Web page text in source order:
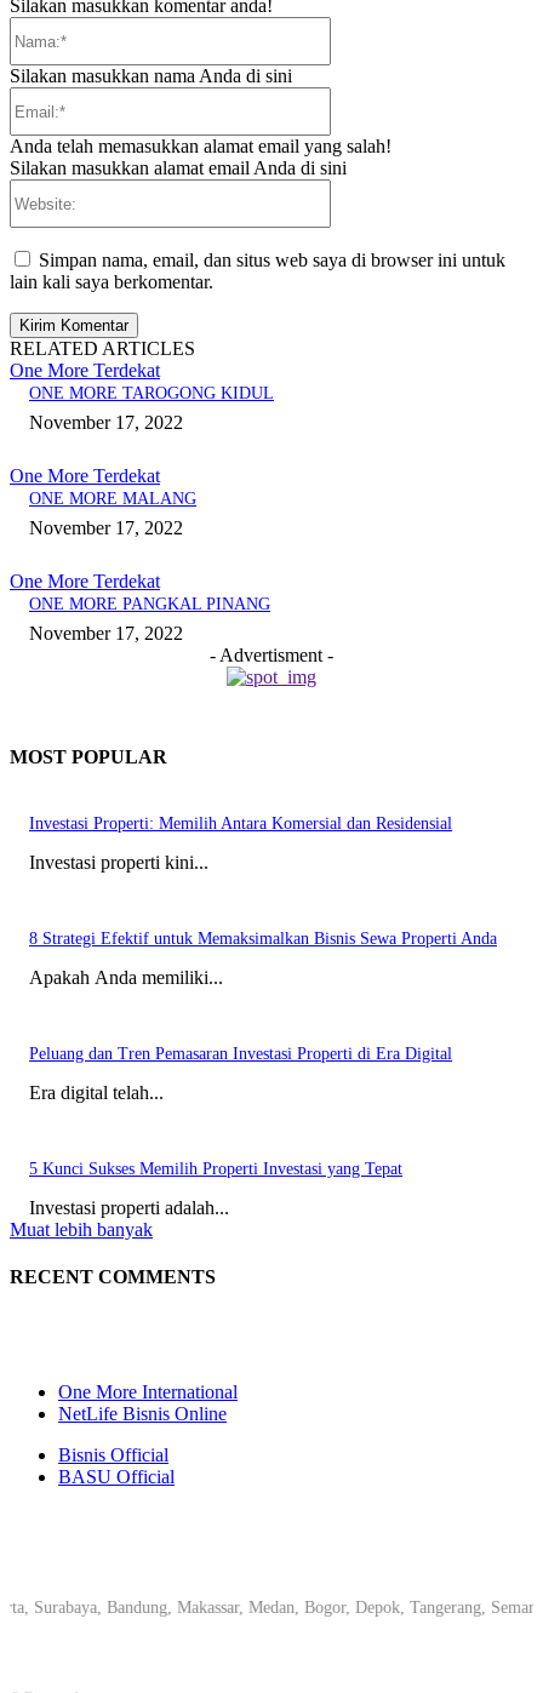
Silakan masukkan komentar anda!
Silakan masukkan nama Anda di sini
Anda telah memasukkan alamat email yang salah!
Silakan masukkan alamat email Anda di sini
Simpan nama, email, dan situs web saya di browser ini untuk
lain kali saya berkomentar.
RELATED ARTICLES
One More Terdekat
ONE MORE TAROGONG KIDUL
November 17, 2022
One More Terdekat
ONE MORE MALANG
November 17, 2022
One More Terdekat
ONE MORE PANGKAL PINANG
November 17, 2022
- Advertisment -
MOST POPULAR
Investasi Properti: Memilih Antara Komersial dan Residensial
Investasi properti kini...
8 Strategi Efektif untuk Memaksimalkan Bisnis Sewa Properti Anda
Apakah Anda memiliki...
Peluang dan Tren Pemasaran Investasi Properti di Era Digital
Era digital telah...
5 Kunci Sukses Memilih Properti Investasi yang Tepat
Investasi properti adalah...
Muat lebih banyak
RECENT COMMENTS
One More International
NetLife Bisnis Online
Bisnis Official
BASU Official
Bandung, Makassar, Medan, Bogor, Depok, Tangerang, Semarang,